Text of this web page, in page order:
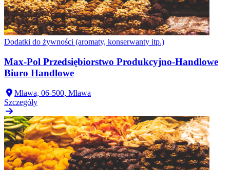
Dodatki do żywności (aromaty, konserwanty itp.)
Max-Pol Przedsiębiorstwo Produkcyjno-Handlowe
Biuro Handlowe
Mława, 06-500, Mława
Szczegóły